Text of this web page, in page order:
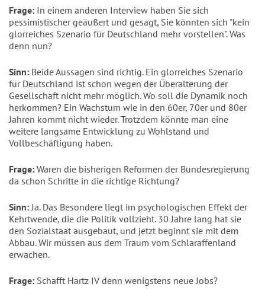
Frage: In einem anderen Interview haben Sie sich
pessimistischer geäußert und gesagt, Sie könnten sich "kein
glorreiches Szenario für Deutschland mehr vorstellen". Was
denn nun?
Sinn: Beide Aussagen sind richtig. Ein glorreiches Szenario
für Deutschland ist schon wegen der Überalterung der
Gesellschaft nicht mehr möglich. Wo soll die Dynamik noch
herkommen? Ein Wachstum wie in den 60er, 70er und 80er
Jahren kommt nicht wieder. Trotzdem könnte man eine
weitere langsame Entwicklung zu Wohlstand und
Vollbeschäftigung haben.
Frage: Waren die bisherigen Reformen der Bundesregierung
da schon Schritte in die richtige Richtung?
Sinn:Ja. Das Besondere liegt im psychologischen Effekt der
Kehrtwende, die die Politik vollzieht. 30 Jahre lang hat sie
den Sozialstaat ausgebaut, und jetzt beginnt sie mit dem
Abbau. Wir müssen aus dem Traum vom Schlaraffenland
erwachen.
Frage: Schafft Hartz IV denn wenigstens neue Jobs?